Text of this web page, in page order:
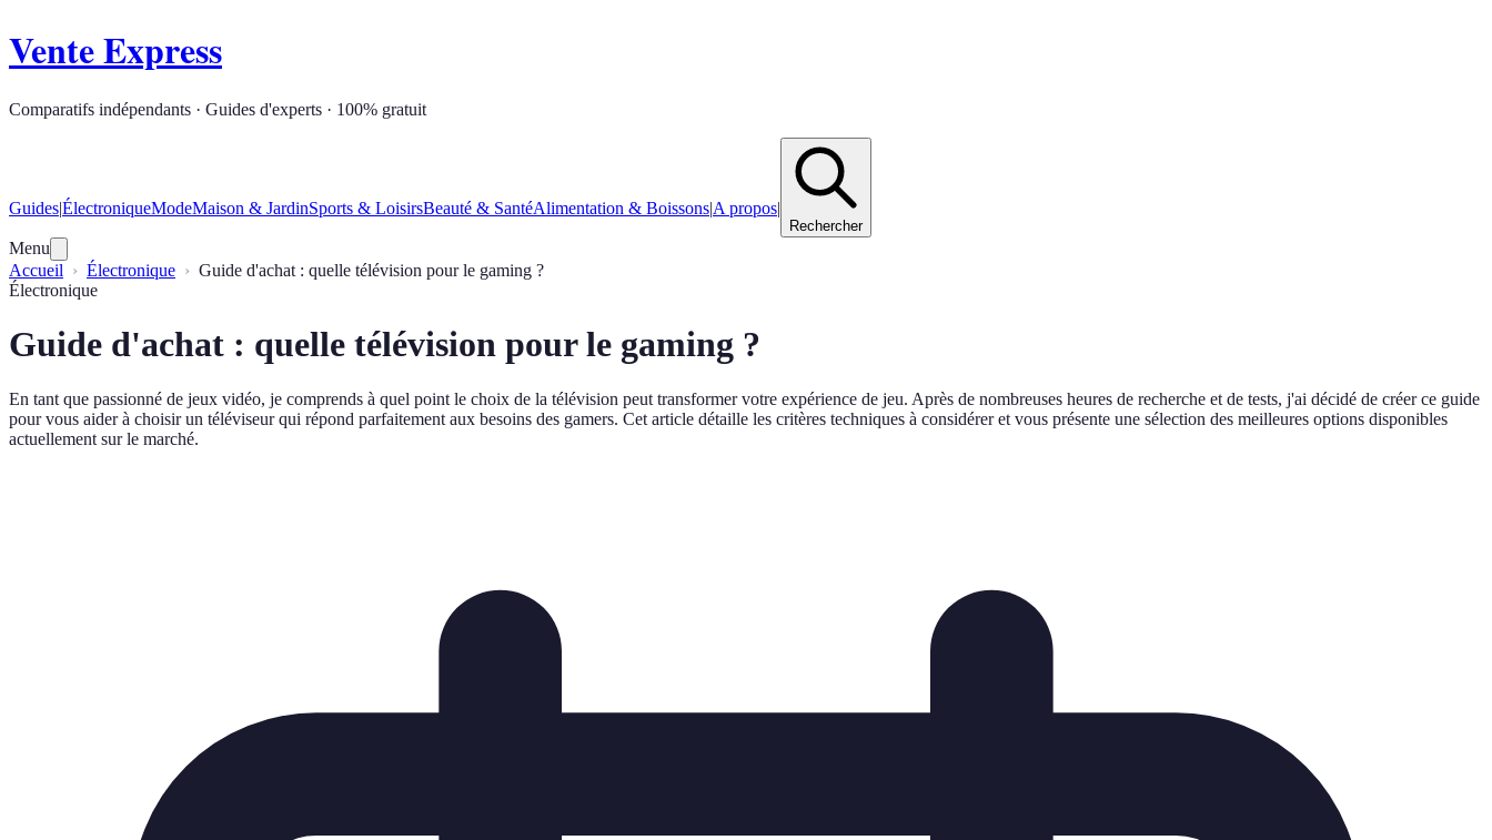
Vente Express
Comparatifs indépendants · Guides d'experts · 100% gratuit
Guides|ÉlectroniqueModeMaison & JardinSports & LoisirsBeauté & SantéAlimentation & Boissons|A propos|
Rechercher
Menu
Accueil
Électronique
Guide d'achat : quelle télévision pour le gaming ?
Électronique
Guide d'achat : quelle télévision pour le gaming ?
En tant que passionné de jeux vidéo, je comprends à quel point le choix de la télévision peut transformer votre expérience de jeu. Après de nombreuses heures de recherche et de tests, j'ai décidé de créer ce guide
pour vous aider à choisir un téléviseur qui répond parfaitement aux besoins des gamers. Cet article détaille les critères techniques à considérer et vous présente une sélection des meilleures options disponibles
actuellement sur le marché.